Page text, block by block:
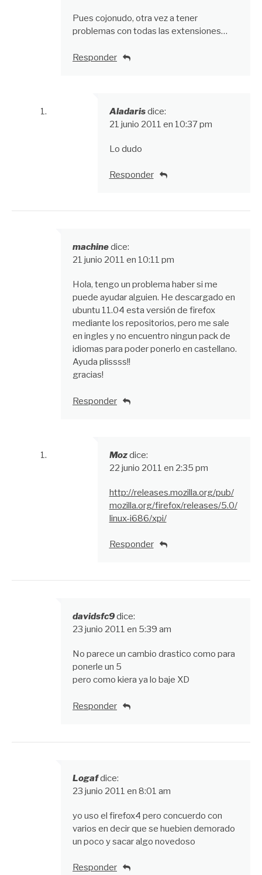
Pues cojonudo, otra vez a tener
problemas con todas las extensiones…
Responder
Aladarisdice:
21 junio 2011 en 10:37 pm
Lo dudo
Responder
machinedice:
21 junio 2011 en 10:11 pm
Hola, tengo un problema haber si me
puede ayudar alguien. He descargado en
ubuntu 11.04 esta versión de firefox
mediante los repositorios, pero me sale
en ingles y no encuentro ningun pack de
idiomas para poder ponerlo en castellano.
Ayuda plissss!!
gracias!
Responder
Mozdice:
22 junio 2011 en 2:35 pm
http://releases.mozilla.org/pub/
mozilla.org/firefox/releases/5.0/
linux-i686/xpi/
Responder
davidsfc9dice:
23 junio 2011 en 5:39 am
No parece un cambio drastico como para
ponerle un 5
pero como kiera ya lo baje XD
Responder
Logafdice:
23 junio 2011 en 8:01 am
yo uso el firefox4 pero concuerdo con
varios en decir que se huebien demorado
un poco y sacar algo novedoso
Responder